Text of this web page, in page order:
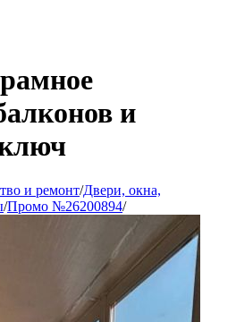
и
и ремонт/Двери, окна,
/Промо №26200894/